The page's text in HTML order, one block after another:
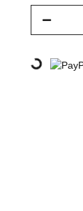
Loading...